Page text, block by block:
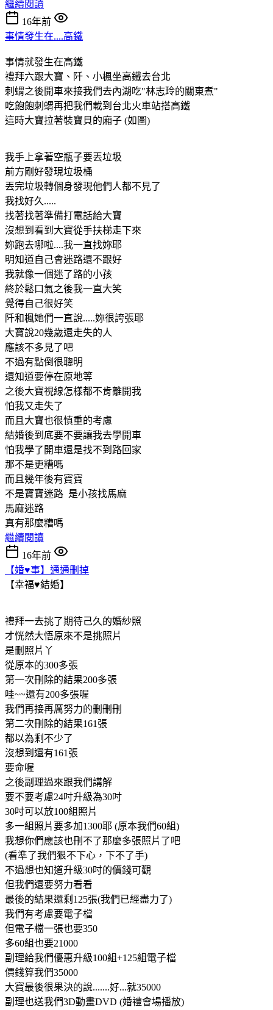
繼續閱讀
16年前
事情發生在....高鐵
事情就發生在高鐵
禮拜六跟大寶、阡、小楓坐高鐵去台北
刺蝟之後開車來接我們去內湖吃"林志玲的關東煮"
吃飽飽刺蝟再把我們載到台北火車站搭高鐵
這時大寶拉著裝寶貝的廂子 (如圖)
我手上拿著空瓶子要丟垃圾
前方剛好發現垃圾桶
丟完垃圾轉個身發現他們人都不見了
我找好久.....
找著找著準備打電話給大寶
沒想到看到大寶從手扶梯走下來
妳跑去哪啦....我一直找妳耶
明知道自己會迷路還不跟好
我就像一個迷了路的小孩
終於鬆口氣之後我一直大笑
覺得自己很好笑
阡和楓她們一直說.....妳很誇張耶
大寶說20幾歲還走失的人
應該不多見了吧
不過有點倒很聰明
還知道要停在原地等
之後大寶視線怎樣都不肯離開我
怕我又走失了
而且大寶也很慎重的考慮
結婚後到底要不要讓我去學開車
怕我學了開車還是找不到路回家
那不是更糟嗎
而且幾年後有寶寶
不是寶寶迷路 是小孩找馬麻
馬麻迷路
真有那麼糟嗎
繼續閱讀
16年前
【婚♥事】通通刪掉
【幸福♥結婚】
禮拜一去挑了期待己久的婚紗照
才恍然大悟原來不是挑照片
是刪照片丫
從原本的300多張
第一次刪除的結果200多張
哇~~還有200多張喔
我們再接再厲努力的刪刪刪
第二次刪除的結果161張
都以為剩不少了
沒想到還有161張
要命喔
之後副理過來跟我們講解
要不要考慮24吋升級為30吋
30吋可以放100組照片
多一組照片要多加1300耶 (原本我們60組)
我想你們應該也刪不了那麼多張照片了吧
(看準了我們狠不下心，下不了手)
不過想也知道升級30吋的價錢可觀
但我們還要努力看看
最後的結果還剩125張(我們已經盡力了)
我們有考慮要電子檔
但電子檔一張也要350
多60組也要21000
副理給我們優惠升級100組+125組電子檔
價錢算我們35000
大寶最後很果決的說.......好...就35000
副理也送我們3D動畫DVD (婚禮會場播放)